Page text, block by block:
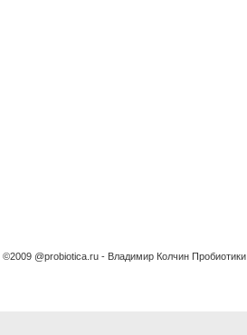
©2009 @probiotica.ru - Владимир Колчин Пробиотики